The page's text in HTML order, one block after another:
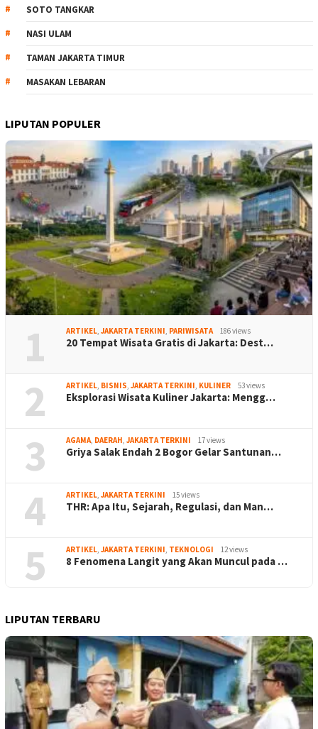
SOTO TANGKAR
NASI ULAM
TAMAN JAKARTA TIMUR
MASAKAN LEBARAN
LIPUTAN POPULER
1 ARTIKEL JAKARTA TERKINI PARIWISATA 186 views
20 Tempat Wisata Gratis di Jakarta: Dest…
2 ARTIKEL BISNIS JAKARTA TERKINI KULINER 53 views
Eksplorasi Wisata Kuliner Jakarta: Mengg…
3 AGAMA DAERAH JAKARTA TERKINI 17 views
Griya Salak Endah 2 Bogor Gelar Santunan…
4 ARTIKEL JAKARTA TERKINI 15 views
THR: Apa Itu, Sejarah, Regulasi, dan Man…
5 ARTIKEL JAKARTA TERKINI TEKNOLOGI 12 views
8 Fenomena Langit yang Akan Muncul pada …
LIPUTAN TERBARU